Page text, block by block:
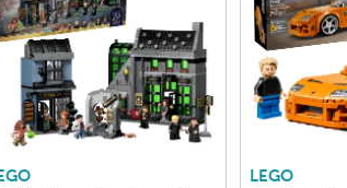
LEGO